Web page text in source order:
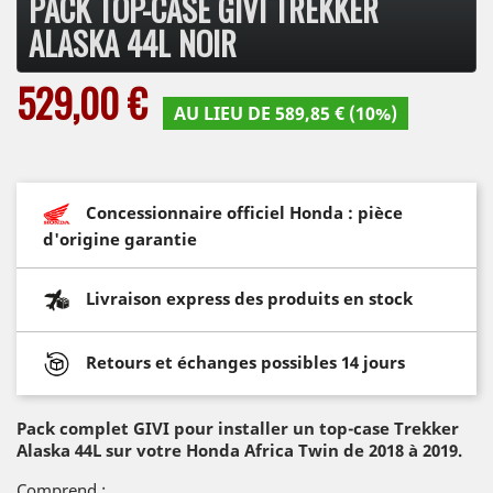
ALASKA 44L NOIR
529,00 € AU LIEU DE 589,85 € (10%)
Concessionnaire officiel Honda : pièce
d'origine garantie
Livraison express des produits en stock
Retours et échanges possibles 14 jours
Pack complet GIVI pour installer un top-case Trekker
Alaska 44L sur votre Honda Africa Twin de 2018 à 2019.